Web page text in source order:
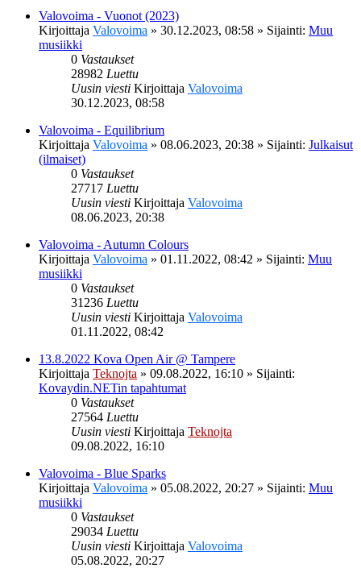
Valovoima - Vuonot (2023)
Kirjoittaja Valovoima » 30.12.2023, 08:58 » Sijainti: Muu
musiikki
0 Vastaukset
28982 Luettu
Uusin viesti Kirjoittaja Valovoima
30.12.2023, 08:58
Valovoima - Equilibrium
Kirjoittaja Valovoima » 08.06.2023, 20:38 » Sijainti: Julkaisut
(ilmaiset)
0 Vastaukset
27717 Luettu
Uusin viesti Kirjoittaja Valovoima
08.06.2023, 20:38
Valovoima - Autumn Colours
Kirjoittaja Valovoima » 01.11.2022, 08:42 » Sijainti: Muu
musiikki
0 Vastaukset
31236 Luettu
Uusin viesti Kirjoittaja Valovoima
01.11.2022, 08:42
13.8.2022 Kova Open Air @ Tampere
Kirjoittaja Teknojta » 09.08.2022, 16:10 » Sijainti:
Kovaydin.NETin tapahtumat
0 Vastaukset
27564 Luettu
Uusin viesti Kirjoittaja Teknojta
09.08.2022, 16:10
Valovoima - Blue Sparks
Kirjoittaja Valovoima » 05.08.2022, 20:27 » Sijainti: Muu
musiikki
0 Vastaukset
29034 Luettu
Uusin viesti Kirjoittaja Valovoima
05.08.2022, 20:27